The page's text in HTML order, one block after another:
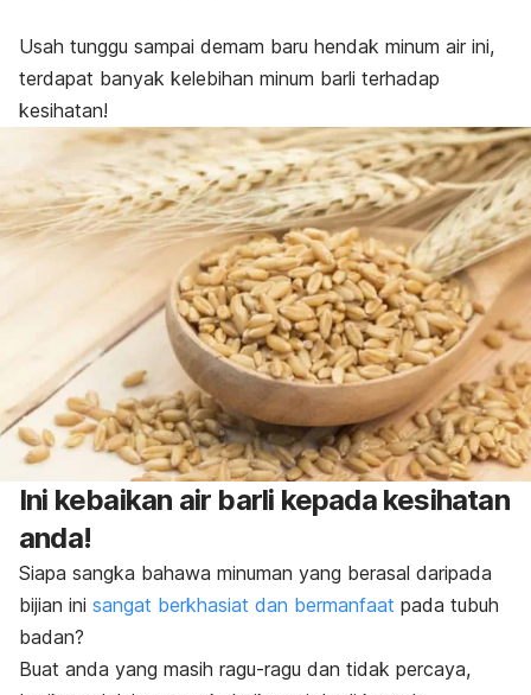
Usah tunggu sampai demam baru hendak minum air ini,
terdapat banyak kelebihan minum barli terhadap
kesihatan!
Ini kebaikan air barli kepada kesihatan
anda!
Siapa sangka bahawa minuman yang berasal daripada
bijian ini sangat berkhasiat dan bermanfaat pada tubuh
badan?
Buat anda yang masih ragu-ragu dan tidak percaya,